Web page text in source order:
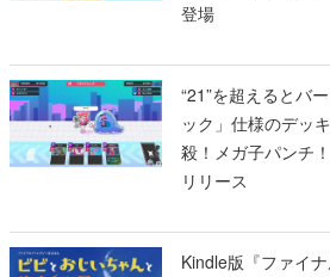
登場
“21”を超えるとバ
ック」仕様のデッ
殺！メガ子パンチ
リリース
Kindle版『ファイ